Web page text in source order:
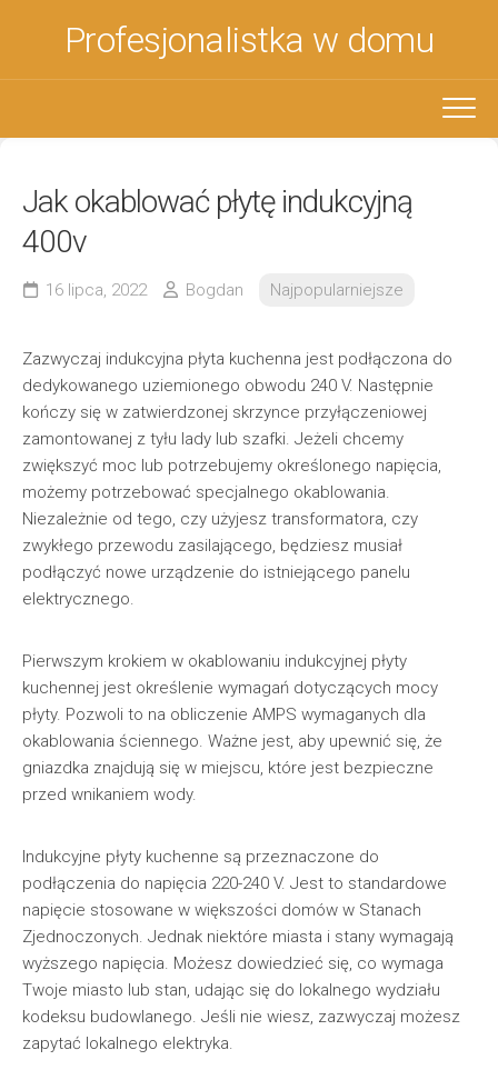
Profesjonalistka w domu
Jak okablować płytę indukcyjną
400v
16 lipca, 2022 Bogdan Najpopularniejsze
Zazwyczaj indukcyjna płyta kuchenna jest podłączona do
dedykowanego uziemionego obwodu 240 V. Następnie
kończy się w zatwierdzonej skrzynce przyłączeniowej
zamontowanej z tyłu lady lub szafki. Jeżeli chcemy
zwiększyć moc lub potrzebujemy określonego napięcia,
możemy potrzebować specjalnego okablowania.
Niezależnie od tego, czy użyjesz transformatora, czy
zwykłego przewodu zasilającego, będziesz musiał
podłączyć nowe urządzenie do istniejącego panelu
elektrycznego.
Pierwszym krokiem w okablowaniu indukcyjnej płyty
kuchennej jest określenie wymagań dotyczących mocy
płyty. Pozwoli to na obliczenie AMPS wymaganych dla
okablowania ściennego. Ważne jest, aby upewnić się, że
gniazdka znajdują się w miejscu, które jest bezpieczne
przed wnikaniem wody.
Indukcyjne płyty kuchenne są przeznaczone do
podłączenia do napięcia 220-240 V. Jest to standardowe
napięcie stosowane w większości domów w Stanach
Zjednoczonych. Jednak niektóre miasta i stany wymagają
wyższego napięcia. Możesz dowiedzieć się, co wymaga
Twoje miasto lub stan, udając się do lokalnego wydziału
kodeksu budowlanego. Jeśli nie wiesz, zazwyczaj możesz
zapytać lokalnego elektryka.